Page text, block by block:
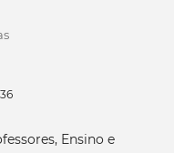
Ensino e